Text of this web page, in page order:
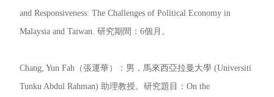
and Responsiveness: The Challenges of Political Economy in
Malaysia and Taiwan. 研究期間：6個月。
Chang, Yun Fah（張運華）：男，馬來西亞拉曼大學 (Universiti
Tunku Abdul Rahman) 助理教授。研究題目：On the